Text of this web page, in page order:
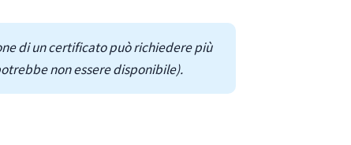
di un certificato può richiedere più
non essere disponibile).